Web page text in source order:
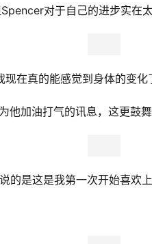
对于自己的进步实在
现在真的能感觉到身体的变化
他加油打气的讯息，这更鼓
的是这是我第一次开始喜欢